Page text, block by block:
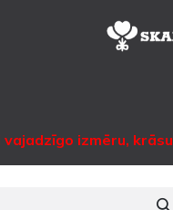
izmēru,